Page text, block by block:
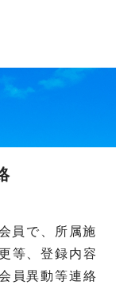
員で、所属施
等、登録内容
員異動等連絡